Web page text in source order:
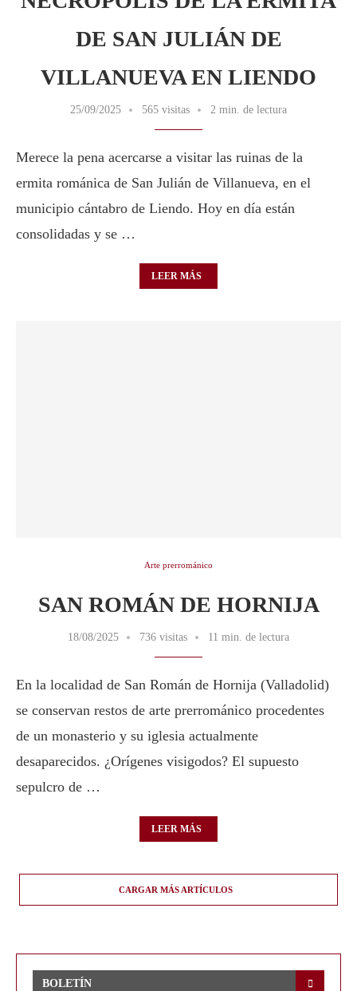
DE SAN JULIÁN DE
VILLANUEVA EN LIENDO
25/09/2025 565 visitas 2 min. de lectura
Merece la pena acercarse a visitar las ruinas de la
ermita románica de San Julián de Villanueva, en el
municipio cántabro de Liendo. Hoy en día están
consolidadas y se …
LEER MÁS
Arte prerrománico
SAN ROMÁN DE HORNIJA
18/08/2025 736 visitas 11 min. de lectura
En la localidad de San Román de Hornija (Valladolid)
se conservan restos de arte prerrománico procedentes
de un monasterio y su iglesia actualmente
desaparecidos. ¿Orígenes visigodos? El supuesto
sepulcro de …
LEER MÁS
CARGAR MÁS ARTÍCULOS
BOLETÍN